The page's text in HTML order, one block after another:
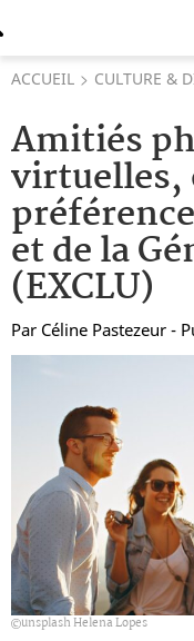
ACCUEIL CULTURE &
Amitiés
virtuelles,
et de la
(EXCLU)
Par Céline Pastezeur -
unsplash Helena Lopes